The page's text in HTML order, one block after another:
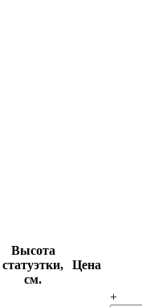
Высота
статуэтки,
см.
Цена
+